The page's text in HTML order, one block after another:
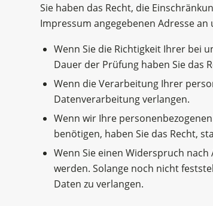
Sie haben das Recht, die
Impressum angegebenen Adresse
Wenn Sie die Richtigkeit Ihrer bei
Dauer der Prüfung haben Sie das
Wenn die Verarbeitung Ihrer
Datenverarbeitung verlangen.
Wenn wir Ihre
benötigen, haben Sie das Recht,
Wenn Sie einen Widerspruch
werden. Solange noch nicht
Daten zu verlangen.